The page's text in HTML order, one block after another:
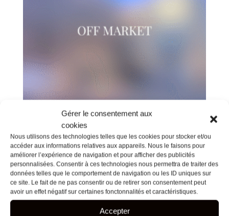
Gérer le consentement aux
cookies
Nous utilisons des technologies telles que les cookies pour stocker et/ou
accéder aux informations relatives aux appareils. Nous le faisons pour
améliorer l’expérience de navigation et pour afficher des publicités
personnalisées. Consentir à ces technologies nous permettra de traiter des
données telles que le comportement de navigation ou les ID uniques sur
ce site. Le fait de ne pas consentir ou de retirer son consentement peut
avoir un effet négatif sur certaines fonctonnalités et caractéristiques.
Accepter
Chartreuse Toulouse Les
Chalets
840 000€